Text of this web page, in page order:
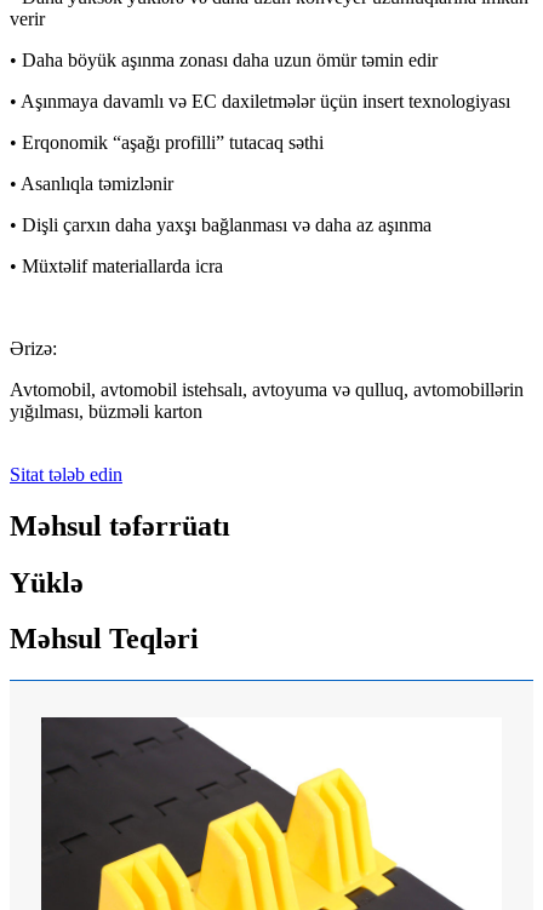
verir
• Daha böyük aşınma zonası daha uzun ömür təmin edir
• Aşınmaya davamlı və EC daxiletmələr üçün insert texnologiyası
• Erqonomik “aşağı profilli” tutacaq səthi
• Asanlıqla təmizlənir
• Dişli çarxın daha yaxşı bağlanması və daha az aşınma
• Müxtəlif materiallarda icra
Ərizə:
Avtomobil, avtomobil istehsalı, avtoyuma və qulluq, avtomobillərin
yığılması, büzməli karton
Sitat tələb edin
Məhsul təfərrüatı
Yüklə
Məhsul Teqləri